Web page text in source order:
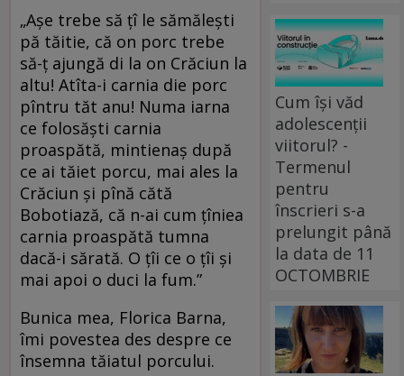
„Așe trebe să țî le sămălești
pă tăitie, că on porc trebe
să-ț ajungă di la on Crăciun la
altu! Atîta-i carnia die porc
pîntru tăt anu! Numa iarna
ce folosăști carnia
proaspătă, mintienaș după
ce ai tăiet porcu, mai ales la
Crăciun și pînă cătă
Bobotiază, că n-ai cum țîniea
carnia proaspătă tumna
dacă-i sărată. O țîi ce o țîi și
mai apoi o duci la fum.”
Bunica mea, Florica Barna,
îmi povestea des despre ce
însemna tăiatul porcului.
Cum își văd
adolescenții
viitorul? -
Termenul
pentru
înscrieri s-a
prelungit până
la data de 11
OCTOMBRIE